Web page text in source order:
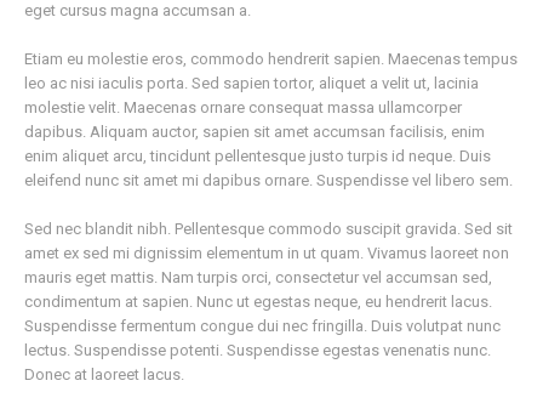
eget cursus magna accumsan a.
Etiam eu molestie eros, commodo hendrerit sapien. Maecenas tempus
leo ac nisi iaculis porta. Sed sapien tortor, aliquet a velit ut, lacinia
molestie velit. Maecenas ornare consequat massa ullamcorper
dapibus. Aliquam auctor, sapien sit amet accumsan facilisis, enim
enim aliquet arcu, tincidunt pellentesque justo turpis id neque. Duis
eleifend nunc sit amet mi dapibus ornare. Suspendisse vel libero sem.
Sed nec blandit nibh. Pellentesque commodo suscipit gravida. Sed sit
amet ex sed mi dignissim elementum in ut quam. Vivamus laoreet non
mauris eget mattis. Nam turpis orci, consectetur vel accumsan sed,
condimentum at sapien. Nunc ut egestas neque, eu hendrerit lacus.
Suspendisse fermentum congue dui nec fringilla. Duis volutpat nunc
lectus. Suspendisse potenti. Suspendisse egestas venenatis nunc.
Donec at laoreet lacus.